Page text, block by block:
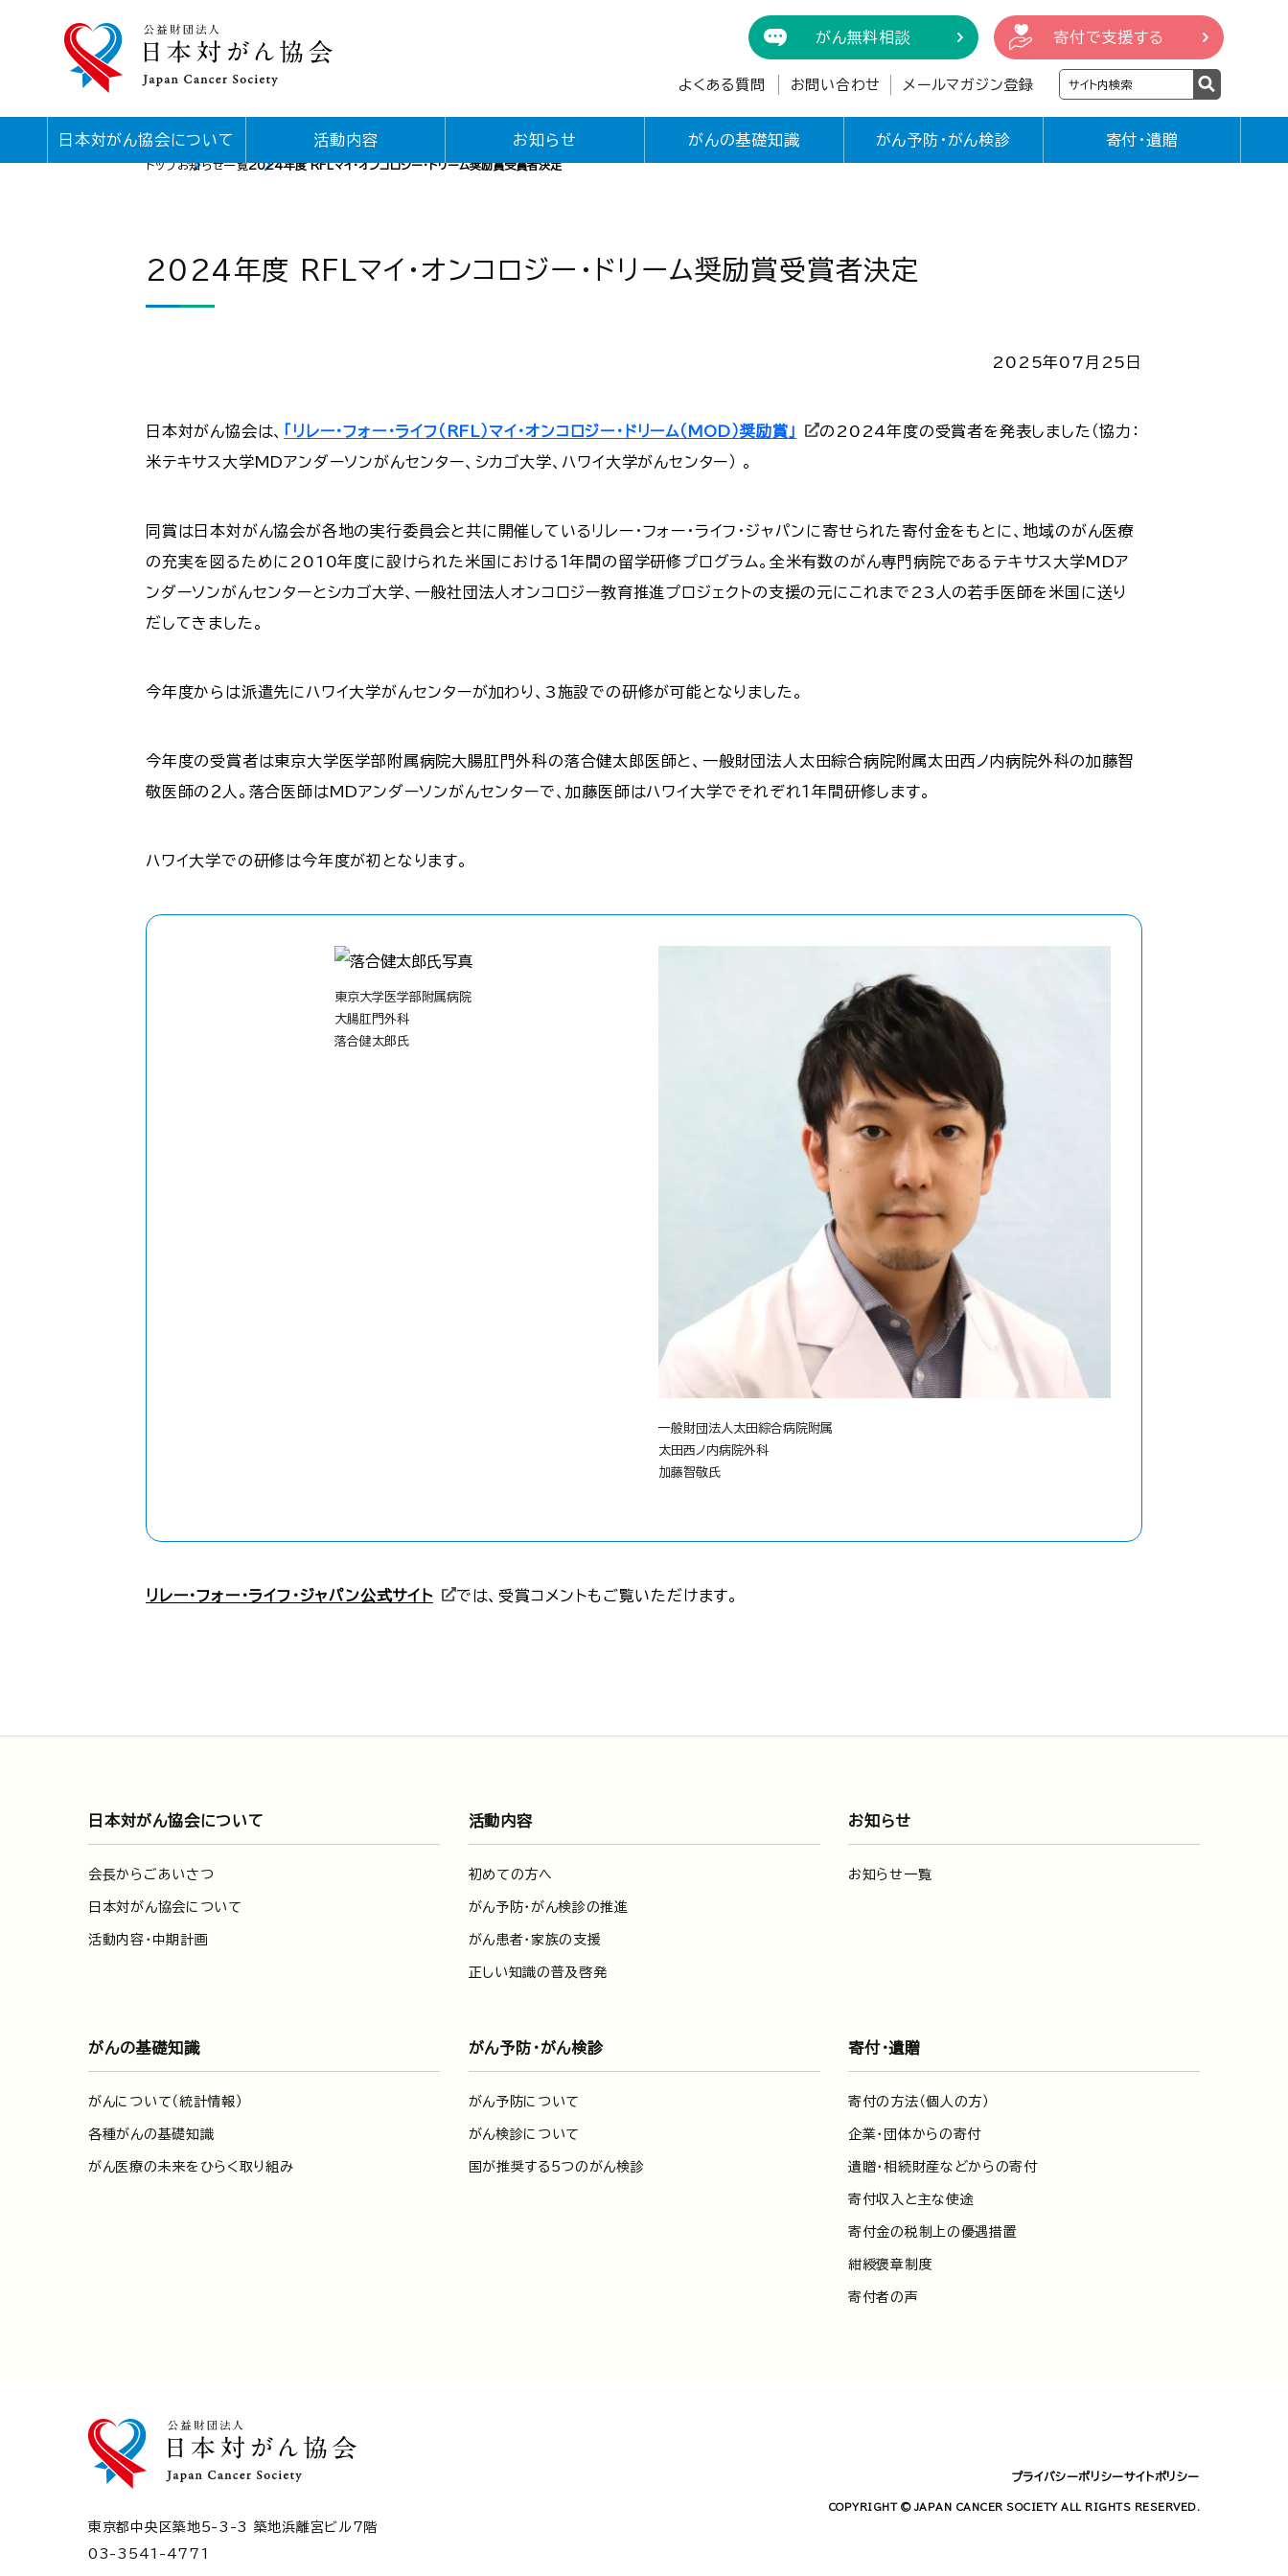
がん無料相談 寄付で支援する
よくある質問 お問い合わせ メールマガジン登録
日本対がん協会について 活動内容 お知らせ がんの基礎知識 がん予防・がん検診 寄付・遺贈
お知らせ
トップお知らせ一覧2024年度 RFLマイ・オンコロジー・ドリーム奨励賞受賞者決定
2024年度 RFLマイ・オンコロジー・ドリーム奨励賞受賞者決定
2025年07月25日
日本対がん協会は、 「リレー・フォー・ライフ（RFL）マイ・オンコロジー・ドリーム（MOD）奨励賞」
の2024年度の受賞者を発表しました（協力：
米テキサス大学MDアンダーソンがんセンター、シカゴ大学、ハワイ大学がんセンター） 。
同賞は日本対がん協会が各地の実行委員会と共に開催しているリレー・フォー・ライフ・ジャパンに寄せられた寄付金をもとに、地域のがん医療
の充実を図るために2010年度に設けられた米国における１年間の留学研修プログラム。全米有数のがん専門病院であるテキサス大学MDア
ンダーソンがんセンターとシカゴ大学、一般社団法人オンコロジー教育推進プロジェクトの支援の元にこれまで23人の若手医師を米国に送り
だしてきました。
今年度からは派遣先にハワイ大学がんセンターが加わり、3施設での研修が可能となりました。
今年度の受賞者は東京大学医学部附属病院大腸肛門外科の落合健太郎医師と、一般財団法人太田綜合病院附属太田西ノ内病院外科の加藤智
敬医師の２人。落合医師はMDアンダーソンがんセンターで、加藤医師はハワイ大学でそれぞれ１年間研修します。
ハワイ大学での研修は今年度が初となります。
東京大学医学部附属病院
大腸肛門外科
落合健太郎氏
一般財団法人太田綜合病院附属
太田西ノ内病院外科
加藤智敬氏
リレー・フォー・ライフ・ジャパン公式サイト では、受賞コメントもご覧いただけます。
日本対がん協会について
会長からごあいさつ
日本対がん協会について
活動内容・中期計画
活動内容
初めての方へ
がん予防・がん検診の推進
がん患者・家族の支援
正しい知識の普及啓発
お知らせ
お知らせ一覧
がんの基礎知識
がんについて（統計情報）
各種がんの基礎知識
がん医療の未来をひらく取り組み
がん予防・がん検診
がん予防について
がん検診について
国が推奨する5つのがん検診
寄付・遺贈
寄付の方法（個人の方）
企業・団体からの寄付
遺贈・相続財産などからの寄付
寄付収入と主な使途
寄付金の税制上の優遇措置
紺綬褒章制度
寄付者の声
東京都中央区築地5-3-3 築地浜離宮ビル7階
03-3541-4771
プライバシーポリシーサイトポリシー
COPYRIGHT © JAPAN CANCER SOCIETY ALL RIGHTS RESERVED.